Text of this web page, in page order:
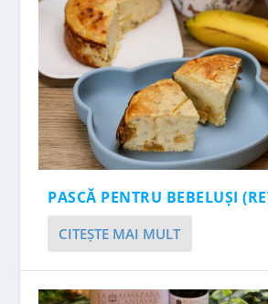
PASCĂ PENTRU BEBELUȘI
CITEŞTE MAI MULT